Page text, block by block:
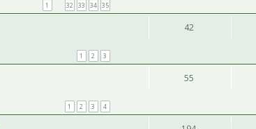
1 32 33 34 35
1 2 3
42
1 2 3 4
55